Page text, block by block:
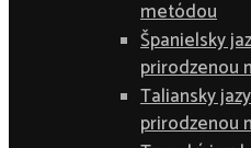
metódou
Španielsky
prirodzenou
Taliansky
prirodzenou